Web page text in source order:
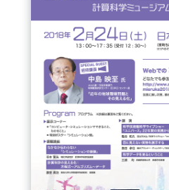
施設・アクセス
イベントお知らせメール登録